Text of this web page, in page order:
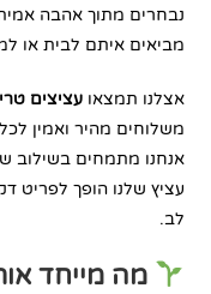
נבחרים מתוך אהבה
מביאים איתם לבית או
אצלנו תמצאועציצים
משלוחים מהיר ואמין
אנחנו מתמחים בשילוב
עציץ שלנו הופך לפריט
לב.
מה מייחד